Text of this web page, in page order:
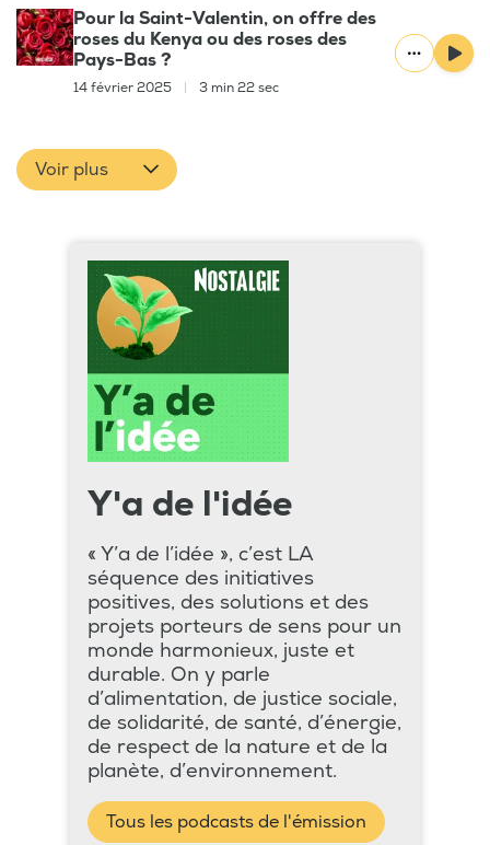
Pour la Saint-Valentin, on offre des
roses du Kenya ou des roses des
Pays-Bas ?
14 février 2025 3 min 22 sec
Voir plus
Y'a de l'idée
« Y’a de l’idée », c’est LA
séquence des initiatives
positives, des solutions et des
projets porteurs de sens pour un
monde harmonieux, juste et
durable. On y parle
d’alimentation, de justice sociale,
de solidarité, de santé, d’énergie,
de respect de la nature et de la
planète, d’environnement.
Tous les podcasts de l'émission